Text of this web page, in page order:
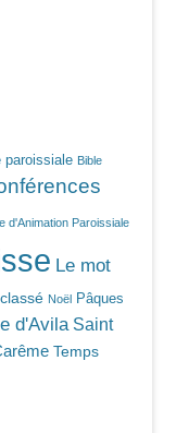
paroissiale Bible
d'Animation Paroissiale
Le mot
Noël Pâques
d'Avila Saint
Temps